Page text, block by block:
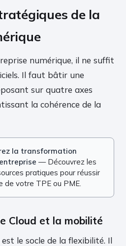
de la
numérique, il ne suffit
Il faut bâtir une
sur quatre axes
la cohérence de la
la transformation
— Découvrez les
pratiques pour réussir
de votre TPE ou PME.
Cloud et la mobilité
est le socle de la flexibilité. Il